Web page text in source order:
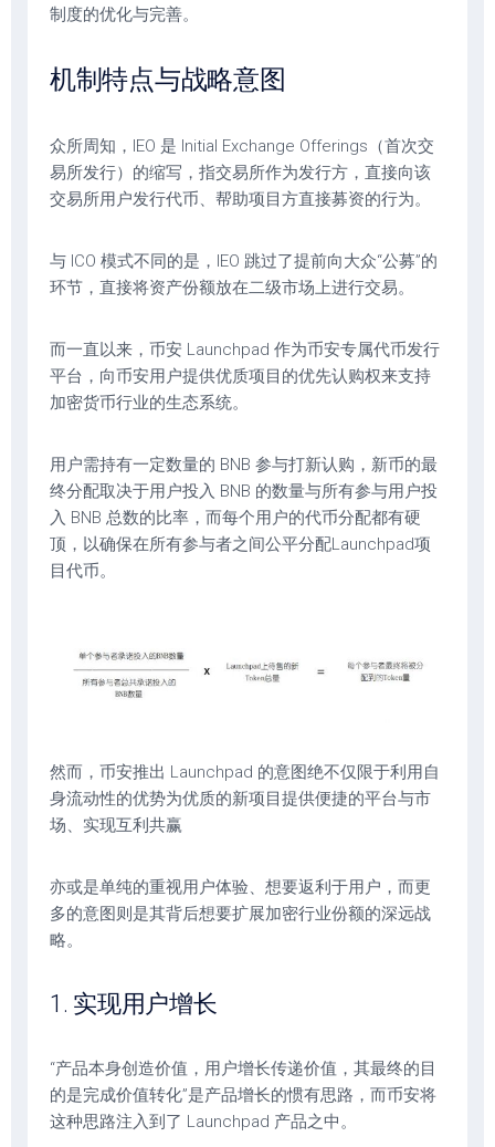
制度的优化与完善。
机制特点与战略意图
众所周知，IEO 是 Initial Exchange Offerings（首次交
易所发行）的缩写，指交易所作为发行方，直接向该
交易所用户发行代币、帮助项目方直接募资的行为。
与 ICO 模式不同的是，IEO 跳过了提前向大众“公募”的
环节，直接将资产份额放在二级市场上进行交易。
而一直以来，币安 Launchpad 作为币安专属代币发行
平台，向币安用户提供优质项目的优先认购权来支持
加密货币行业的生态系统。
用户需持有一定数量的 BNB 参与打新认购，新币的最
终分配取决于用户投入 BNB 的数量与所有参与用户投
入 BNB 总数的比率，而每个用户的代币分配都有硬
顶，以确保在所有参与者之间公平分配Launchpad项
目代币。
然而，币安推出 Launchpad 的意图绝不仅限于利用自
身流动性的优势为优质的新项目提供便捷的平台与市
场、实现互利共赢
亦或是单纯的重视用户体验、想要返利于用户，而更
多的意图则是其背后想要扩展加密行业份额的深远战
略。
1. 实现用户增长
“产品本身创造价值，用户增长传递价值，其最终的目
的是完成价值转化”是产品增长的惯有思路，而币安将
这种思路注入到了 Launchpad 产品之中。